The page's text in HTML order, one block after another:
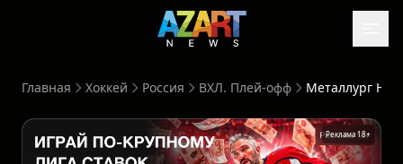
Главная Хоккей Россия ВХЛ. Плей-офф
Реклама 18+